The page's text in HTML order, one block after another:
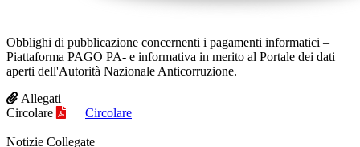
Obblighi di pubblicazione concernenti i pagamenti informatici –
Piattaforma PAGO PA- e informativa in merito al Portale dei dati
aperti dell'Autorità Nazionale Anticorruzione.
Allegati
Circolare
Circolare
Notizie Collegate